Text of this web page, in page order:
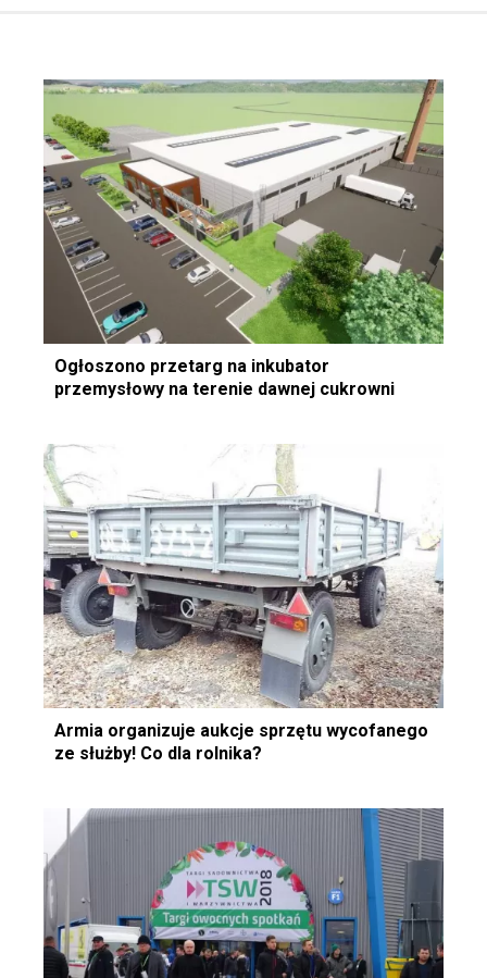
Ogłoszono przetarg na inkubator
przemysłowy na terenie dawnej cukrowni
Armia organizuje aukcje sprzętu wycofanego
ze służby! Co dla rolnika?